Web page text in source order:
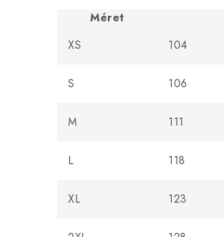
Méret
XS
104
S 106
M 111
L 118
XL 123